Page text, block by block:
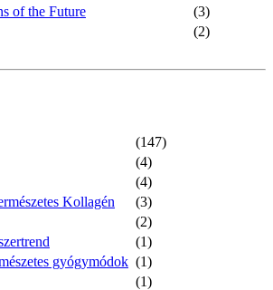
of the Future
(3)
(2)
(147)
(4)
(4)
Kollagén
(3)
(2)
(1)
gyógymódok (1)
(1)